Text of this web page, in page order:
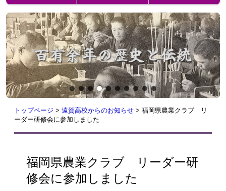
トップページ > 遠賀高校からのお知らせ > 福岡県農業クラブ リ
ーダー研修会に参加しました
福岡県農業クラブ リーダー研
修会に参加しました